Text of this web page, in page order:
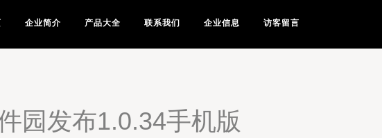
企业简介 产品大全 联系我们 企业信息 访客留言
园发布1.0.34手机版